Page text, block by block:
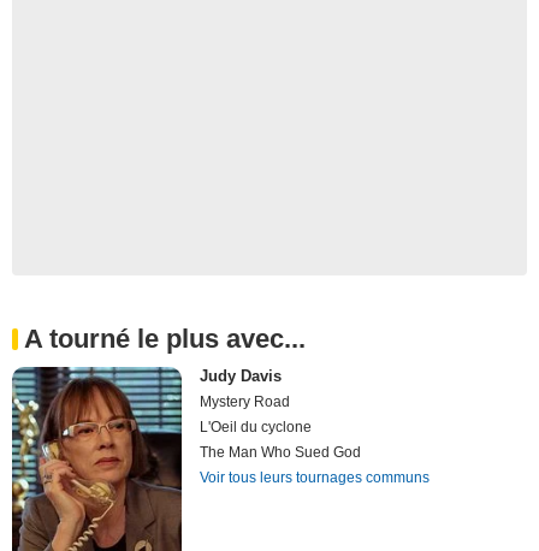
A tourné le plus avec...
Judy Davis
Mystery Road
L'Oeil du cyclone
The Man Who Sued God
Voir tous leurs tournages communs